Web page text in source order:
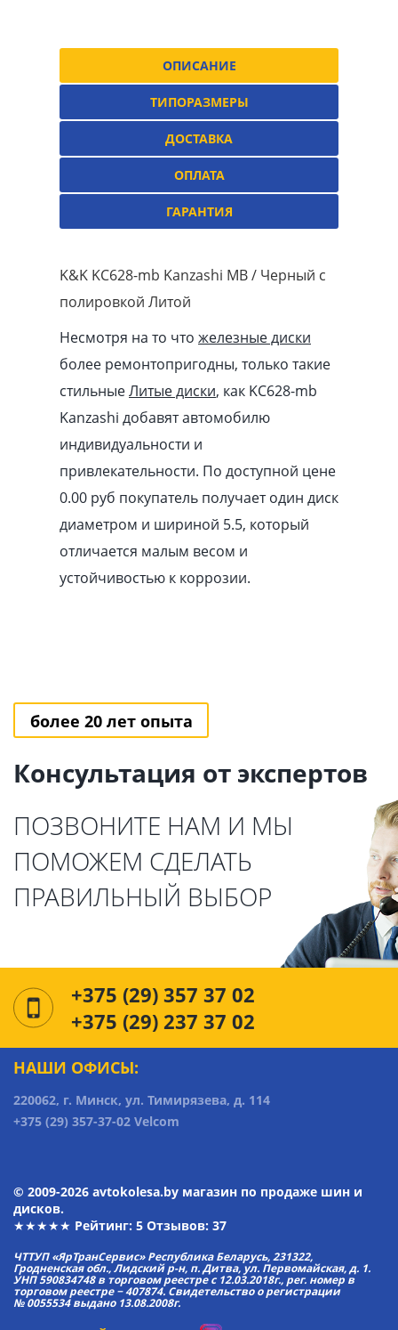
ОПИСАНИЕ
ТИПОРАЗМЕРЫ
ДОСТАВКА
ОПЛАТА
ГАРАНТИЯ
K&K KC628-mb Kanzashi MB / Черный с
полировкой Литой
Несмотря на то что железные диски
более ремонтопригодны, только такие
стильныеЛитые диски, как KC628-mb
Kanzashi добавят автомобилю
индивидуальности и
привлекательности. По доступной цене
0.00 pуб покупатель получает один диск
диаметром и шириной 5.5, который
отличается малым весом и
устойчивостью к коррозии.
более 20 лет опыта
Консультация от экспертов
ПОЗВОНИТЕ НАМ И МЫ
ПОМОЖЕМ СДЕЛАТЬ
ПРАВИЛЬНЫЙ ВЫБОР
+375 (29) 357 37 02
+375 (29) 237 37 02
НАШИ ОФИСЫ:
220062, г. Минск, ул. Тимирязева, д. 114
+375 (29) 357-37-02 Velcom
© 2009-2026 avtokolesa.by магазин по продаже шин и
дисков.
★★★★★ Рейтинг: 5 Отзывов: 37
ЧТТУП «ЯрТранСервис» Республика Беларусь, 231322,
Гродненская обл., Лидский р-н, п. Дитва, ул. Первомайская, д. 1.
УНП 590834748 в торговом реестре с 12.03.2018г., рег. номер в
торговом реестре − 407874. Свидетельство о регистрации
№ 0055534 выдано 13.08.2008г.